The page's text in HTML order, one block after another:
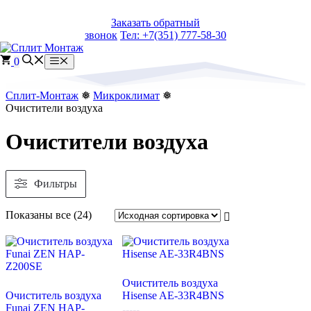
Заказать обратный
звонок Тел: +7(351) 777-58-30
0 Меню
Сплит-Монтаж ❅ Микроклимат ❅
Очистители воздуха
Очистители воздуха
Фильтры
Показаны все (24)Сортировка:
недавние
Очиститель воздуха
Funai ZEN HAP-
Очиститель воздуха
Hisense AE-33R4BNS